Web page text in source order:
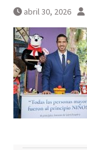
abril 30, 2026